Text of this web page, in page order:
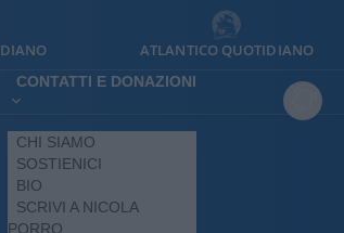
ATLANTICO QUOTIDIANO
CONTATTI E DONAZIONI
CHI SIAMO
SOSTIENICI
BIO
SCRIVI A NICOLA
PORRO